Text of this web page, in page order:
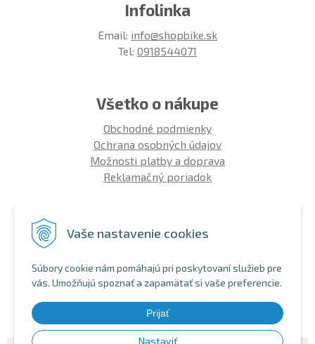
Vaše nastavenie cookies
Súbory cookie nám pomáhajú pri poskytovaní služieb pre
vás. Umožňujú spoznať a zapamätať si vaše preferencie.
Prijať
Nastaviť
Infolinka
Email: info@shopbike.sk
Tel: 0918544071
Všetko o nákupe
Obchodné podmienky
Ochrana osobných údajov
Možnosti platby a doprava
Reklamačný poriadok
Aký bicykel kúpiť 26' | 27,5' | 29'
Nákup na splátky
Bezhotovostná platba